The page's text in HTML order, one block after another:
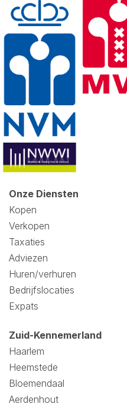
Onze Diensten
Kopen
Verkopen
Taxaties
Adviezen
Huren/verhuren
Bedrijfslocaties
Expats
Zuid-Kennemerland
Haarlem
Heemstede
Bloemendaal
Aerdenhout